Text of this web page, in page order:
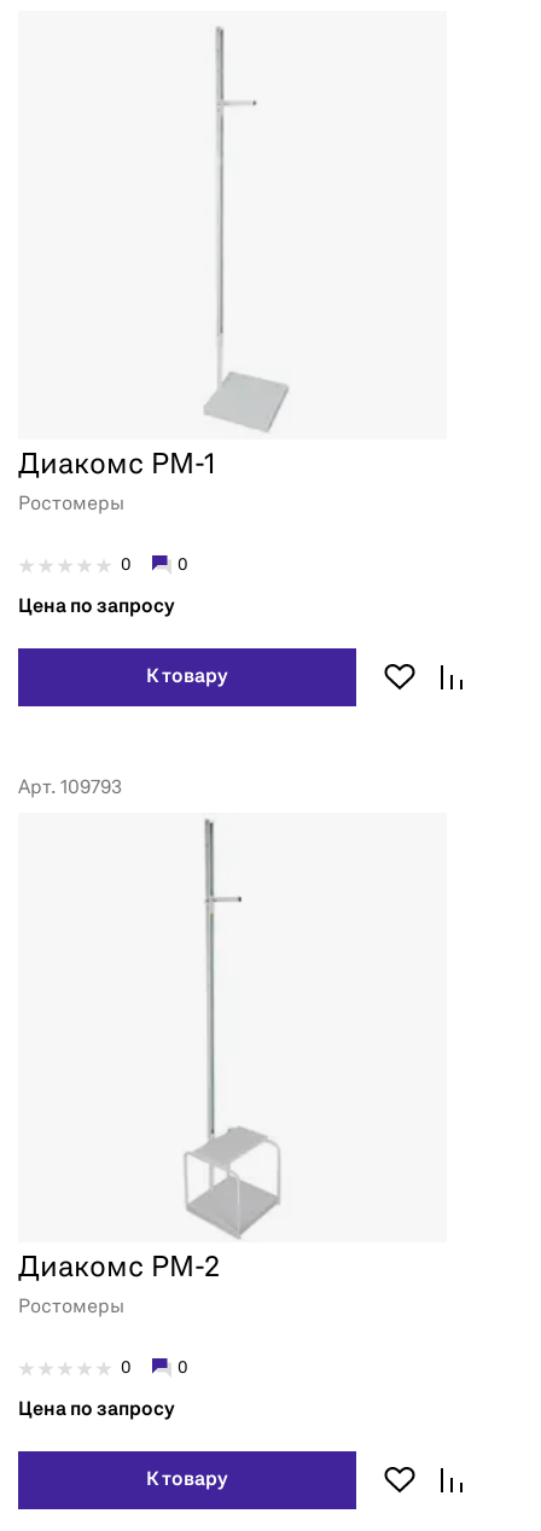
Диакомс РМ-1
Ростомеры
0 0
Цена по запросу
К товару
Арт. 109793
Диакомс РМ-2
Ростомеры
0 0
Цена по запросу
К товару